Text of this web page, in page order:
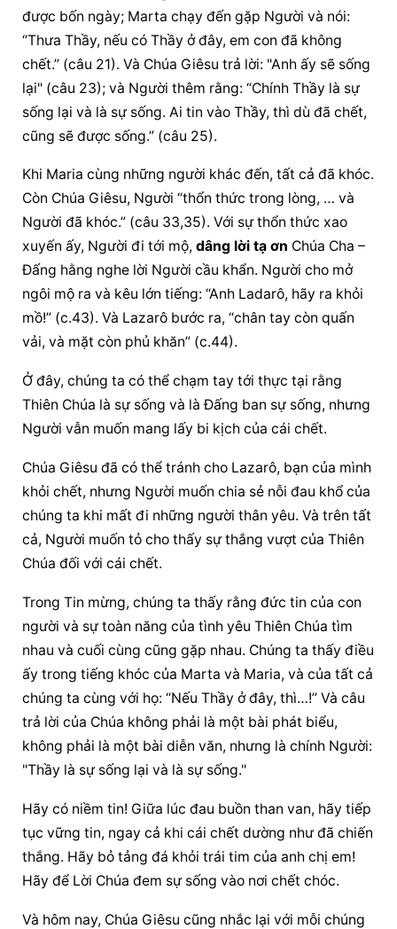
được bốn ngày; Marta chạy đến gặp Người và nói:
“Thưa Thầy, nếu có Thầy ở đây, em con đã không
chết.” (câu 21). Và Chúa Giêsu trả lời: "Anh ấy sẽ sống
lại" (câu 23); và Người thêm rằng: “Chính Thầy là sự
sống lại và là sự sống. Ai tin vào Thầy, thì dù đã chết,
cũng sẽ được sống.” (câu 25).
Khi Maria cùng những người khác đến, tất cả đã khóc.
Còn Chúa Giêsu, Người “thổn thức trong lòng, … và
Người đã khóc.” (câu 33,35). Với sự thổn thức xao
xuyến ấy, Người đi tới mộ, dâng lời tạ ơn Chúa Cha –
Đấng hằng nghe lời Người cầu khẩn. Người cho mở
ngôi mộ ra và kêu lớn tiếng: “Anh Ladarô, hãy ra khỏi
mồ!” (c.43). Và Lazarô bước ra, “chân tay còn quấn
vải, và mặt còn phủ khăn” (c.44).
Ở đây, chúng ta có thể chạm tay tới thực tại rằng
Thiên Chúa là sự sống và là Đấng ban sự sống, nhưng
Người vẫn muốn mang lấy bi kịch của cái chết.
Chúa Giêsu đã có thể tránh cho Lazarô, bạn của mình
khỏi chết, nhưng Người muốn chia sẻ nỗi đau khổ của
chúng ta khi mất đi những người thân yêu. Và trên tất
cả, Người muốn tỏ cho thấy sự thắng vượt của Thiên
Chúa đối với cái chết.
Trong Tin mừng, chúng ta thấy rằng đức tin của con
người và sự toàn năng của tình yêu Thiên Chúa tìm
nhau và cuối cùng cũng gặp nhau. Chúng ta thấy điều
ấy trong tiếng khóc của Marta và Maria, và của tất cả
chúng ta cùng với họ: “Nếu Thầy ở đây, thì…!” Và câu
trả lời của Chúa không phải là một bài phát biểu,
không phải là một bài diễn văn, nhưng là chính Người:
"Thầy là sự sống lại và là sự sống."
Hãy có niềm tin! Giữa lúc đau buồn than van, hãy tiếp
tục vững tin, ngay cả khi cái chết dường như đã chiến
thắng. Hãy bỏ tảng đá khỏi trái tim của anh chị em!
Hãy để Lời Chúa đem sự sống vào nơi chết chóc.
Và hôm nay, Chúa Giêsu cũng nhắc lại với mỗi chúng